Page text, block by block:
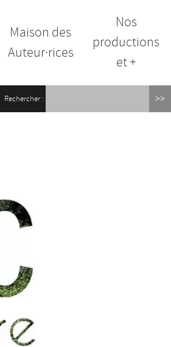
Maison des
Auteur·rices
Nos
productions
et +
Rechercher :